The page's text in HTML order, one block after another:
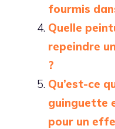
fourmis
Quelle
repeindre
?
Qu’est-ce
guinguette
pour un